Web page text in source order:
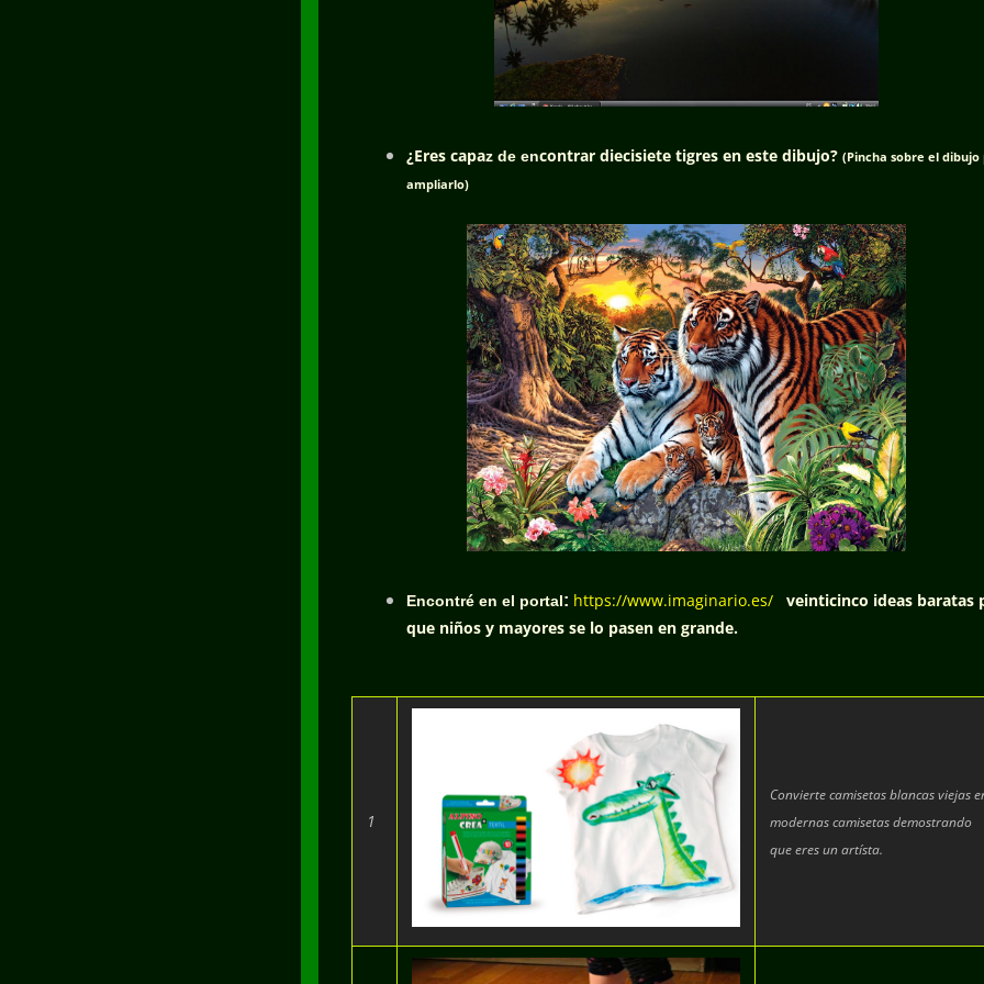
¿Eres capaz de encontrar diecisiete tigres en este dibujo? (Pincha sobre el dibujo
ampliarlo)
Encontré en el portal: https://www.imaginario.es/
veinticinco ideas baratas
que niños y mayores se lo pasen en grande.
1
Convierte camisetas blancas viejas
modernas camisetas demostrando
que eres un artísta.